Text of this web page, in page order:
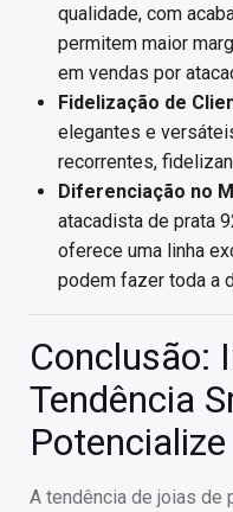
qualidade, com
permitem maior
em vendas por
Fidelização de
elegantes e
recorrentes,
Diferenciação no
atacadista de prata
oferece uma linha
podem fazer toda a
Conclusão:
Tendência
A tendência de joias de